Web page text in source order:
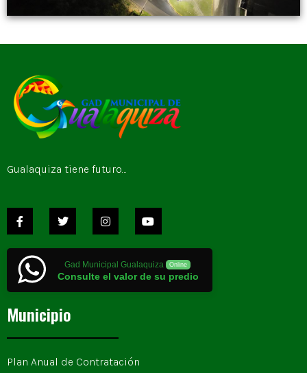
Gualaquiza tiene futuro…
Gad Municipal Gualaquiza Online
Consulte el valor de su predio
Municipio
Plan Anual de Contratación